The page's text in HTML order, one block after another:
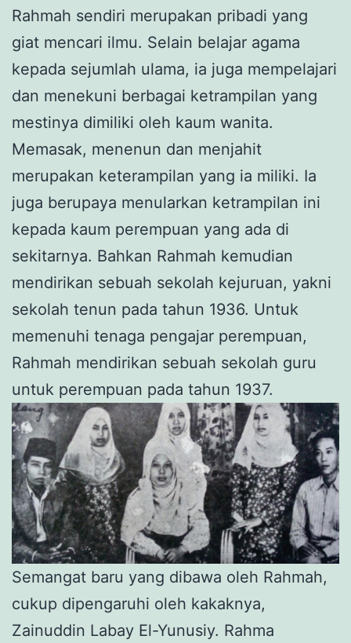
Rahmah sendiri merupakan pribadi yang
giat mencari ilmu. Selain belajar agama
kepada sejumlah ulama, ia juga mempelajari
dan menekuni berbagai ketrampilan yang
mestinya dimiliki oleh kaum wanita.
Memasak, menenun dan menjahit
merupakan keterampilan yang ia miliki. Ia
juga berupaya menularkan ketrampilan ini
kepada kaum perempuan yang ada di
sekitarnya. Bahkan Rahmah kemudian
mendirikan sebuah sekolah kejuruan, yakni
sekolah tenun pada tahun 1936. Untuk
memenuhi tenaga pengajar perempuan,
Rahmah mendirikan sebuah sekolah guru
untuk perempuan pada tahun 1937.
Semangat baru yang dibawa oleh Rahmah,
cukup dipengaruhi oleh kakaknya,
Zainuddin Labay El-Yunusiy. Rahma